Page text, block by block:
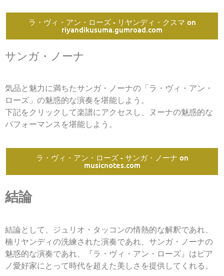
ラ・ヴィ・アン・ローズ - リヤンディ・クスマ on
riyandikusuma.gumroad.com
サンガ・ノーナ
気品と魅力に満ちたサンガ・ノーナの「ラ・ヴィ・アン・
ローズ」の魅惑的な演奏を堪能しよう。
下記をクリックして楽譜にアクセスし、ヌーナの魅惑的な
パフォーマンスを堪能しよう。
ラ・ヴィ・アン・ローズ - サンガ・ノーナ on
musicnotes.com
結論
結論として、ジュリオ・タッコンの情熱的な解釈であれ、
楠リヤンディの洗練された演奏であれ、サンガ・ノーナの
魅惑的な演奏であれ、『ラ・ヴィ・アン・ローズ』はピア
ノ愛好家にとって時代を超えた美しさを提供してくれる。